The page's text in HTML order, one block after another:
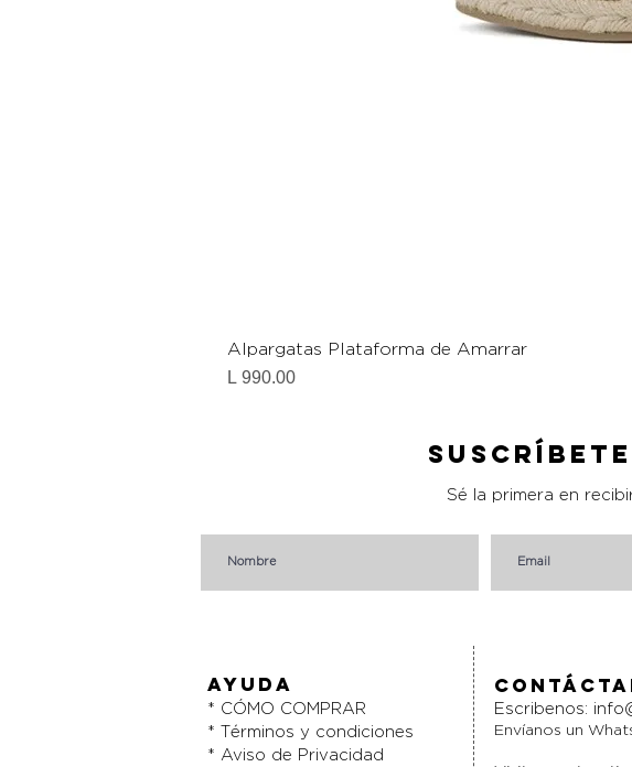
Alpargatas Plataforma de Amarrar
Precio
L 990.00
Sé la primera en
AYUDA
* CÓMO COMPRAR
* Términos y condiciones
* Aviso de Privacidad
Escribenos:
Envíanos un